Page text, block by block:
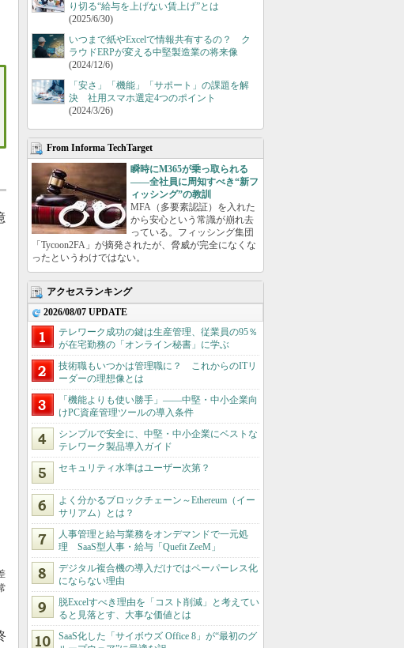
り切る“給与を上げない賃上げ”とは
(2025/6/30)
いつまで紙やExcelで情報共有するの？ ク
ラウドERPが変える中堅製造業の将来像
(2024/12/6)
「安さ」「機能」「サポート」の課題を解
決 社用スマホ選定4つのポイント
(2024/3/26)
From Informa TechTarget
瞬時にM365が乗っ取られる
――全社員に周知すべき“新フ
ィッシング”の教訓
MFA（多要素認証）を入れた
から安心という常識が崩れ去
っている。フィッシング集団
「Tycoon2FA」が摘発されたが、脅威が完全になくな
ったというわけではない。
アクセスランキング
2026/08/07 UPDATE
テレワーク成功の鍵は生産管理、従業員の95％
が在宅勤務の「オンライン秘書」に学ぶ
技術職もいつかは管理職に？ これからのITリ
ーダーの理想像とは
「機能よりも使い勝手」――中堅・中小企業向
けPC資産管理ツールの導入条件
シンプルで安全に、中堅・中小企業にベストな
テレワーク製品導入ガイド
セキュリティ水準はユーザー次第？
よく分かるブロックチェーン～Ethereum（イー
サリアム）とは？
人事管理と給与業務をオンデマンドで一元処
理 SaaS型人事・給与「Quefit ZeeM」
デジタル複合機の導入だけではペーパーレス化
にならない理由
脱Excelすべき理由を「コスト削減」と考えてい
ると見落とす、大事な価値とは
SaaS化した「サイボウズ Office 8」が“最初のグ